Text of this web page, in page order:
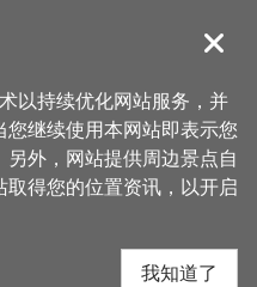
導覽
星)
) 周边店
关闭
以持续优化网站服务，并
继续使用本网站即表示您
外，网站提供周边景点自
得您的位置资讯，以开启
我知道了